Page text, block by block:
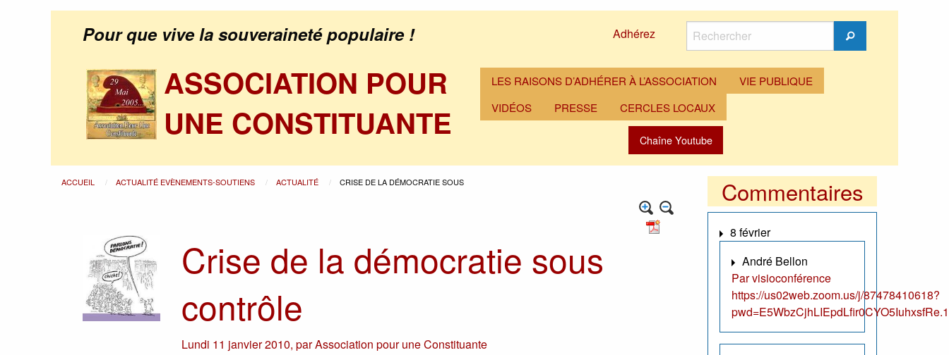
Pour que vive la souveraineté populaire ! Adhérez
Rechercher
Rechercher
ASSOCIATION POUR
UNE CONSTITUANTE
LES RAISONS D’ADHÉRER À L’ASSOCIATION
VIE PUBLIQUE
VIDÉOS
PRESSE CERCLES LOCAUX
Chaîne Youtube
ACCUEIL ACTUALITÉ EVÈNEMENTS-SOUTIENS ACTUALITÉ CRISE DE LA DÉMOCRATIE SOUS
Crise de la démocratie sous
contrôle
Lundi 11 janvier 2010,parAssociation pour une Constituante
Commentaires
8 février
André Bellon
Par visioconférence
https://us02web.zoom.us/j/87478410618?